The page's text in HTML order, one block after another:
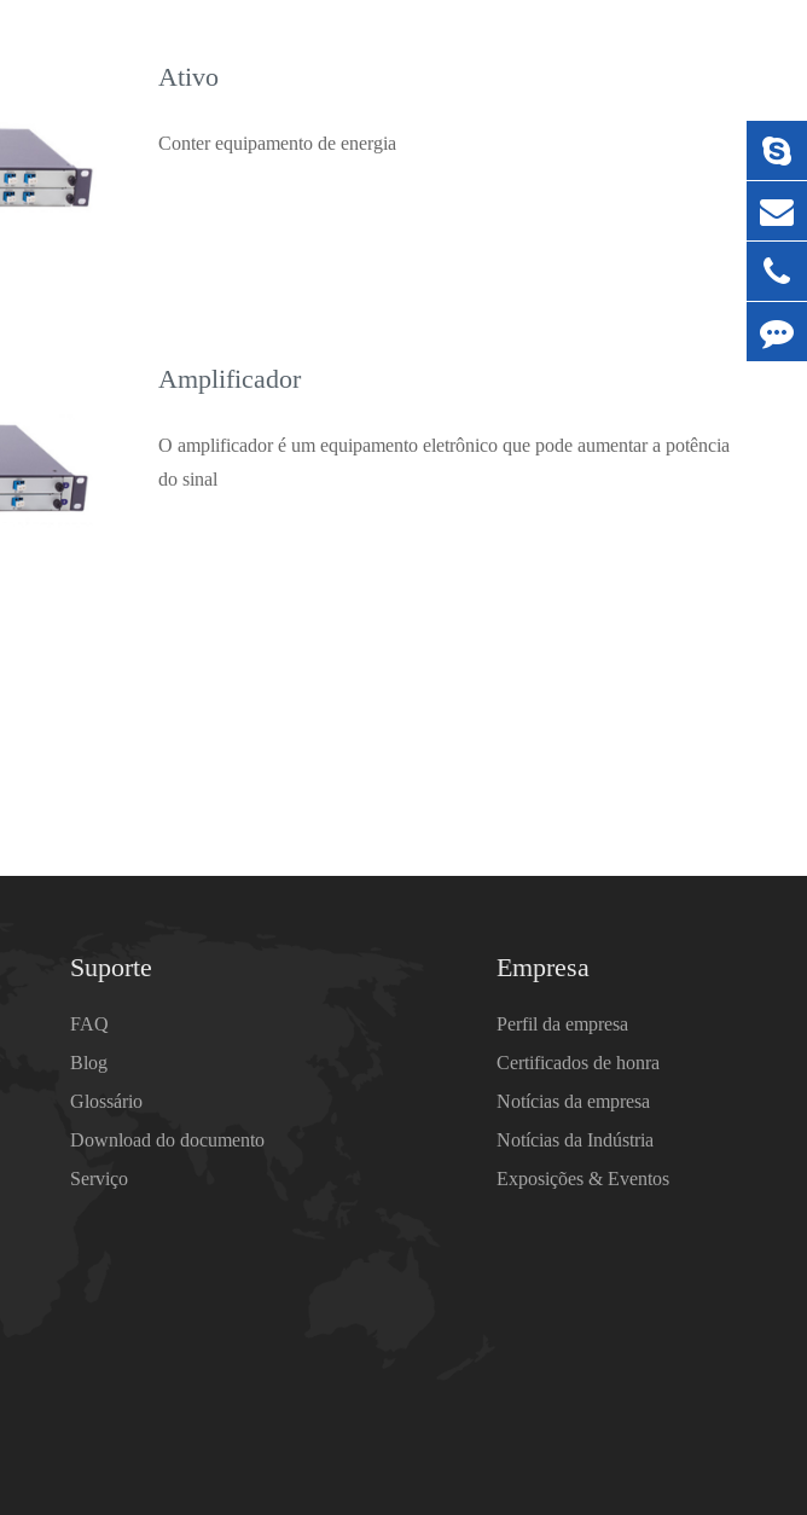
Ativo
Conter equipamento de energia
Amplificador
O amplificador é um equipamento eletrônico que pode aumentar a potência
do sinal
Suporte
FAQ
Blog
Glossário
Download do documento
Serviço
Empresa
Perfil da empresa
Certificados de honra
Notícias da empresa
Notícias da Indústria
Exposições & Eventos